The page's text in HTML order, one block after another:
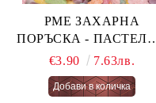
PME ЗАХАРНА
ПОРЪСКА - ПАСТЕЛНА
ОГНЕНА ТОРТА -
PASTEL FAIRY CAKES
66 гр.
€3.90 7.63лв.